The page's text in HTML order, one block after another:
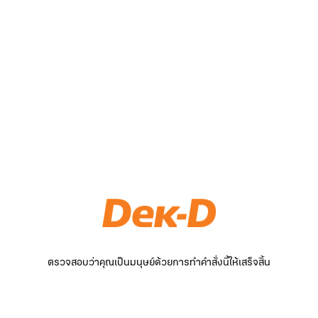
ตรวจสอบว่าคุณเป็นมนุษย์ด้วยการทำคำสั่งนี้ให้เสร็จสิ้น